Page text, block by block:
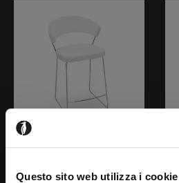
Questo sito web utilizza i cookie